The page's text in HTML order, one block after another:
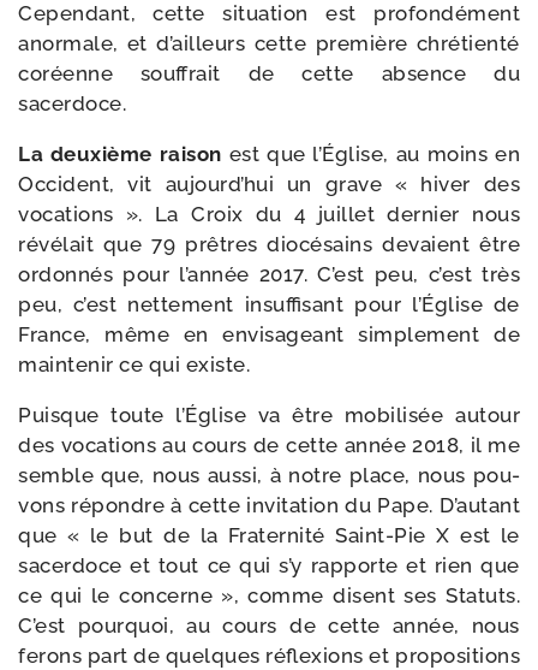
Cependant, cette situa­tion est pro­fon­dé­ment
anor­male, et d’ailleurs cette pre­mière chré­tien­té
coréenne souf­frait de cette absence du
sacerdoce.
La deuxième rai­son est que l’Église, au moins en
Occident, vit aujourd’­hui un grave « hiver des
voca­tions ». La Croix du 4 juillet der­nier nous
révé­lait que 79 prêtres dio­cé­sains devaient être
ordon­nés pour l’an­née 2017. C’est peu, c’est très
peu, c’est net­te­ment insuf­fi­sant pour l’Église de
France, même en envi­sa­geant sim­ple­ment de
main­te­nir ce qui existe.
Puisque toute l’Église va être mobi­li­sée autour
des voca­tions au cours de cette année 2018, il me
semble que, nous aus­si, à notre place, nous pou­
vons répondre à cette invi­ta­tion du Pape. D’autant
que « le but de la Fraternité Saint-​Pie X est le
sacer­doce et tout ce qui s’y rap­porte et rien que
ce qui le concerne », comme disent ses Statuts.
C’est pour­quoi, au cours de cette année, nous
ferons part de quelques réflexions et pro­po­si­tions